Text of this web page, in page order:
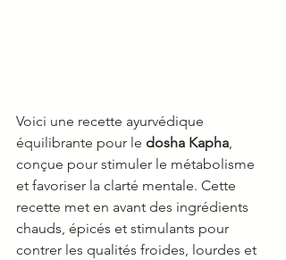
Voici une recette ayurvédique
équilibrante pour le dosha Kapha,
conçue pour stimuler le métabolisme
et favoriser la clarté mentale. Cette
recette met en avant des ingrédients
chauds, épicés et stimulants pour
contrer les qualités froides, lourdes et